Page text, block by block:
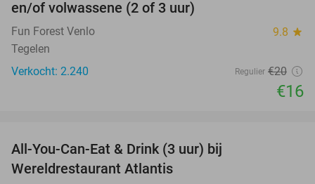
en/of volwassene (2 of 3 uur)
Fun Forest Venlo 9.8 star
Tegelen
Verkocht: 2.240
Regulier €20
€16
All-You-Can-Eat & Drink (3 uur) bij
Wereldrestaurant Atlantis